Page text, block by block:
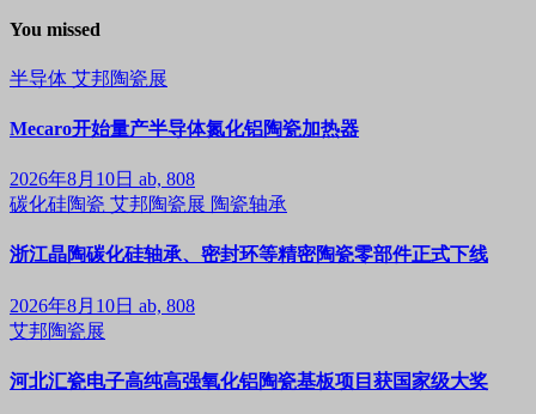
You missed
半导体 艾邦陶瓷展
Mecaro开始量产半导体氮化铝陶瓷加热器
2026年8月10日 ab, 808
碳化硅陶瓷 艾邦陶瓷展 陶瓷轴承
浙江晶陶碳化硅轴承、密封环等精密陶瓷零部件正式下线
2026年8月10日 ab, 808
艾邦陶瓷展
河北汇瓷电子高纯高强氧化铝陶瓷基板项目获国家级大奖